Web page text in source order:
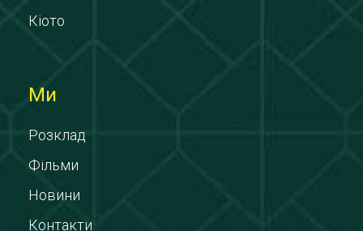
Кіото
Ми
Розклад
Фільми
Новини
Контакти